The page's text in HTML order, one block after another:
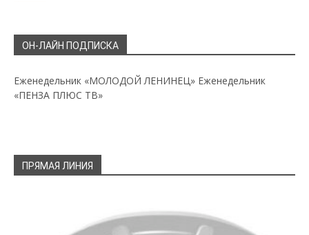
ОН-ЛАЙН ПОДПИСКА
Еженедельник «МОЛОДОЙ ЛЕНИНЕЦ» Еженедельник
«ПЕНЗА ПЛЮС ТВ»
ПРЯМАЯ ЛИНИЯ